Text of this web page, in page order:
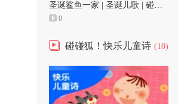
圣诞鲨鱼一家 | 圣诞儿歌 | 碰碰狐！儿童儿歌
0
碰碰狐！快乐儿童诗 (10)